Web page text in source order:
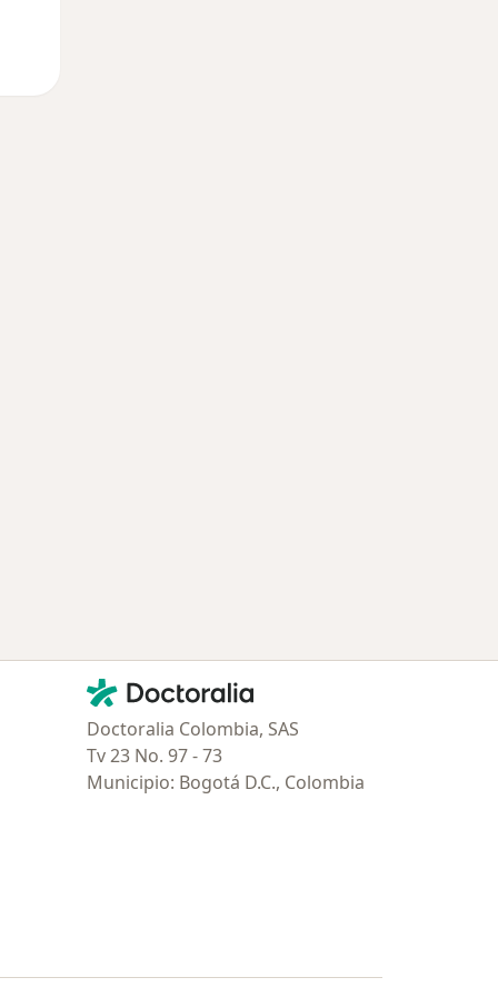
Contacto
Doctoralia - Página de inicio
Doctoralia Colombia, SAS
Tv 23 No. 97 - 73
Municipio: Bogotá D.C., Colombia